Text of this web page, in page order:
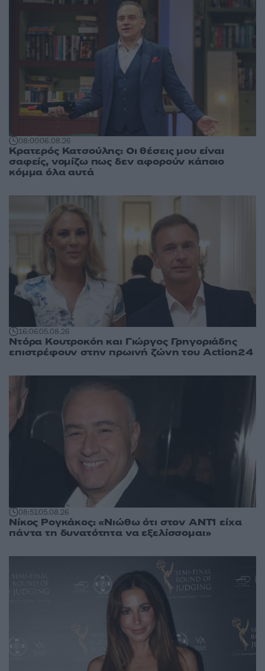
08:0006.08.26
Κρατερός Κατσούλης: Οι θέσεις μου είναι
σαφείς, νομίζω πως δεν αφορούν κάποιο
κόμμα όλα αυτά
16:0605.08.26
Ντόρα Κουτροκόη και Γιώργος Γρηγοριάδης
επιστρέφουν στην πρωινή ζώνη του Action24
08:5105.08.26
Νίκος Ρογκάκος: «Νιώθω ότι στον ΑΝΤ1 είχα
πάντα τη δυνατότητα να εξελίσσομαι»